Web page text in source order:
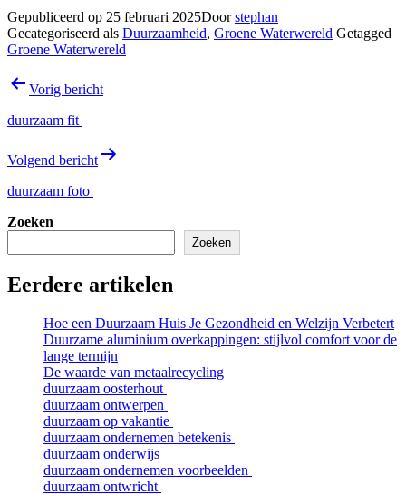
Gepubliceerd op 25 februari 2025Doorstephan
Gecategoriseerd als Duurzaamheid, Groene Waterwereld Getagged
Groene Waterwereld
Bericht
Vorig bericht
duurzaam fit
Volgend bericht
duurzaam foto
Zoeken
Zoeken
Eerdere artikelen
Hoe een Duurzaam Huis Je Gezondheid en Welzijn Verbetert
Duurzame aluminium overkappingen: stijlvol comfort voor de
lange termijn
De waarde van metaalrecycling
duurzaam oosterhout
duurzaam ontwerpen
duurzaam op vakantie
duurzaam ondernemen betekenis
duurzaam onderwijs
duurzaam ondernemen voorbeelden
duurzaam ontwricht